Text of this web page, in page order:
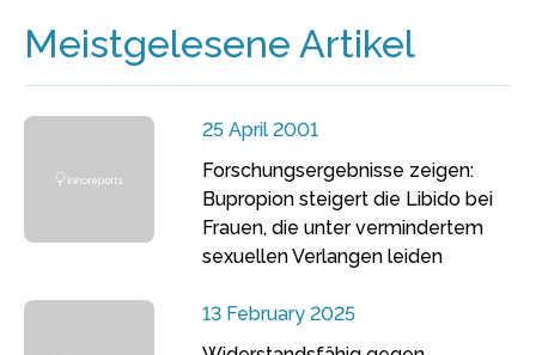
Meistgelesene Artikel
25 April 2001
Forschungsergebnisse zeigen:
Bupropion steigert die Libido bei
Frauen, die unter vermindertem
sexuellen Verlangen leiden
13 February 2025